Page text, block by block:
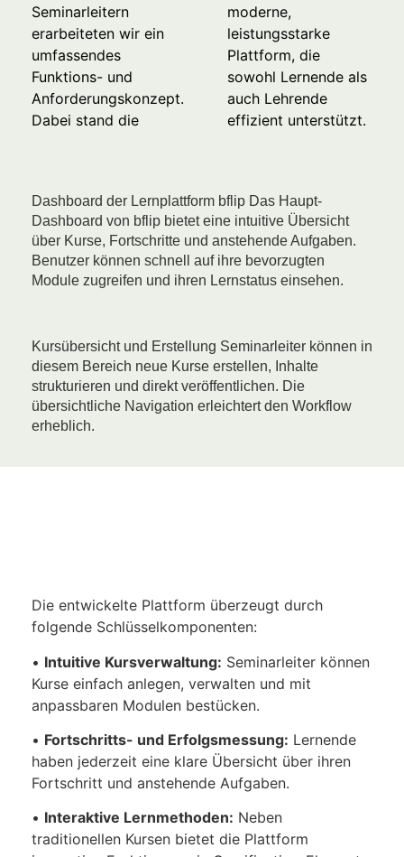
Seminarleitern
erarbeiteten wir ein
umfassendes
Funktions- und
Anforderungskonzept.
Dabei stand die
moderne,
leistungsstarke
Plattform, die
sowohl Lernende als
auch Lehrende
effizient unterstützt.
Dashboard der Lernplattform bflip Das Haupt-
Dashboard von bflip bietet eine intuitive Übersicht
über Kurse, Fortschritte und anstehende Aufgaben.
Benutzer können schnell auf ihre bevorzugten
Module zugreifen und ihren Lernstatus einsehen.
Kursübersicht und Erstellung Seminarleiter können in
diesem Bereich neue Kurse erstellen, Inhalte
strukturieren und direkt veröffentlichen. Die
übersichtliche Navigation erleichtert den Workflow
erheblich.
Die entwickelte Plattform überzeugt durch
folgende Schlüsselkomponenten:
• Intuitive Kursverwaltung: Seminarleiter können
Kurse einfach anlegen, verwalten und mit
anpassbaren Modulen bestücken.
• Fortschritts- und Erfolgsmessung: Lernende
haben jederzeit eine klare Übersicht über ihren
Fortschritt und anstehende Aufgaben.
• Interaktive Lernmethoden: Neben
traditionellen Kursen bietet die Plattform